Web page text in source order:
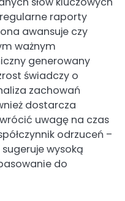
raporty
awansuje czy
ważnym
generowany
świadczy o
zachowań
dostarcza
uwagę na czas
odrzuceń –
wysoką
do